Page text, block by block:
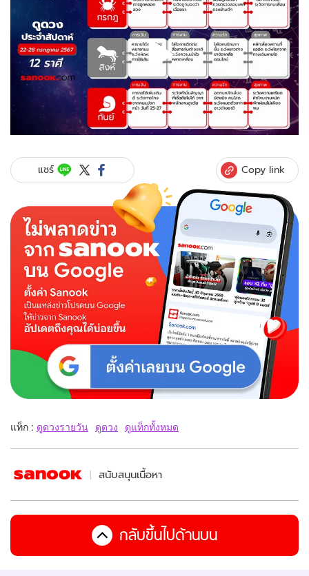
แชร์ Copy link
แท็ก : ดูดวงรายวัน ดูดวง ดูแท็กทั้งหมด
สนับสนุนเนื้อหา
กลับขึ้นไปด้านบน